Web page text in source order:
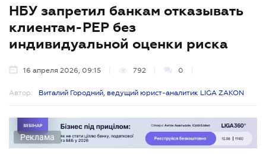
НБУ запретил банкам отказывать
клиентам-PEP без
индивидуальной оценки риска
16 апреля 2026, 09:15 792 0
Автор: Виталий Городний, ведущий юрист-аналитик LIGA ZAKON
Реклама